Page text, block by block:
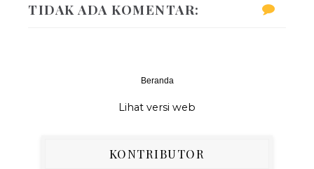
TIDAK ADA KOMENTAR:
Beranda
Lihat versi web
KONTRIBUTOR